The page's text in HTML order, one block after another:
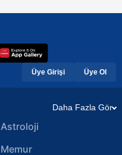
Üye Girişi Üye Ol
Daha Fazla Gör
Astroloji
Memur